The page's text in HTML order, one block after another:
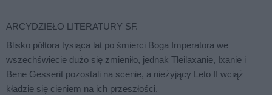
ARCYDZIEŁO LITERATURY SF.
Blisko półtora tysiąca lat po śmierci Boga Imperatora we
wszechświecie dużo się zmieniło, jednak Tleilaxanie, Ixanie i
Bene Gesserit pozostali na scenie, a nieżyjący Leto II wciąż
kładzie się cieniem na ich przeszłości.